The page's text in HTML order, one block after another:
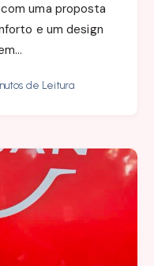
uma proposta
e um design
de Leitura